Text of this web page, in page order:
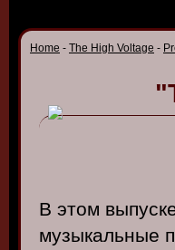
Home - The High Voltage -
В этом
музыкальные